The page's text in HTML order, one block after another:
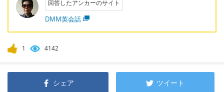
回答したアンカーのサイト
DMM英会話
1 4142
シェア ツイート